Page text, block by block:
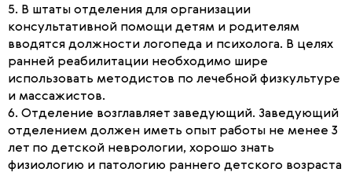
5. В штаты отделения для организации
консультативной помощи детям и родителям
вводятся должности логопеда и психолога. В целях
ранней реабилитации необходимо шире
использовать методистов по лечебной физкультуре
и массажистов.
6. Отделение возглавляет заведующий. Заведующий
отделением должен иметь опыт работы не менее 3
лет по детской неврологии, хорошо знать
физиологию и патологию раннего детского возраста